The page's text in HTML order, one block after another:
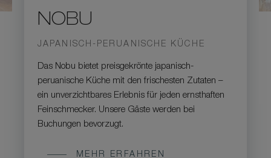
NOBU
JAPANISCH-PERUANISCHE KÜCHE
Das Nobu bietet preisgekrönte japanisch-
peruanische Küche mit den frischesten Zutaten –
ein unverzichtbares Erlebnis für jeden ernsthaften
Feinschmecker. Unsere Gäste werden bei
Buchungen bevorzugt.
MEHR ERFAHREN